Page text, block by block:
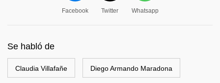
Facebook Twitter Whatsapp
Se habló de
Claudia Villafañe Diego Armando Maradona